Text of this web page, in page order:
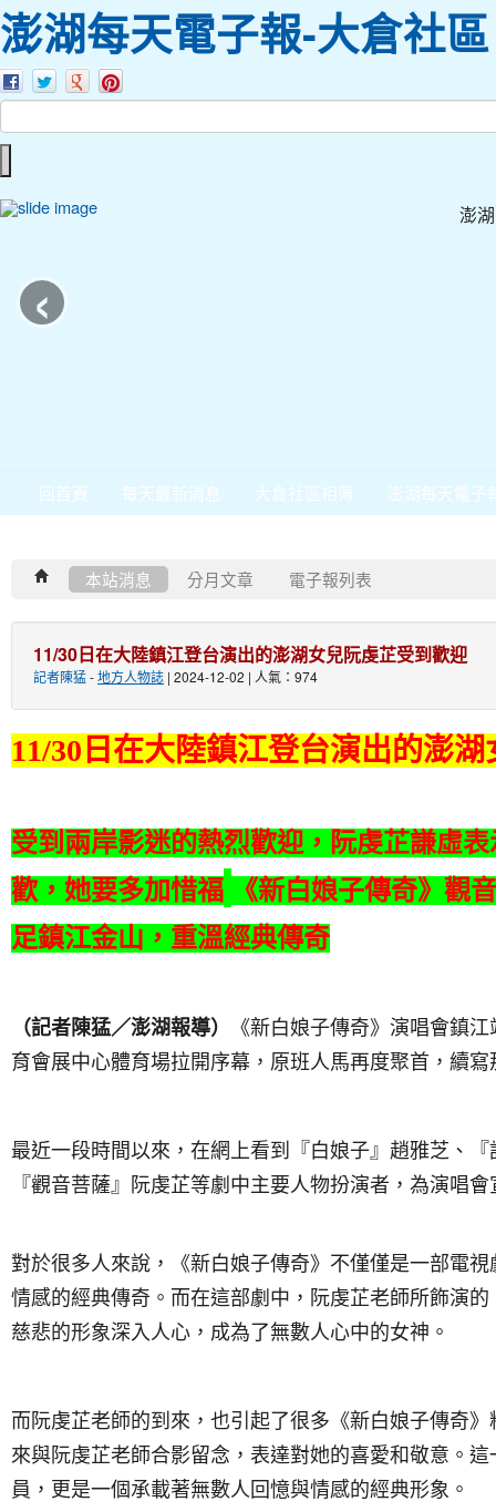
澎湖每天電子報-大倉社區
澎
‹
回首頁 每天最新消息 大倉社區相簿 澎湖每天電子
本站消息 分月文章 電子報列表
11/30日在大陸鎮江登台演出的澎湖女兒阮虔芷受到歡迎
記者陳猛-地方人物誌 | 2024-12-02 | 人氣：974
11/30 日在大陸鎮江登台演出的澎
受到兩岸影迷的熱烈歡迎，阮虔芷謙虛
歡，她要多加惜福
《新白娘子傳奇》觀
足鎮江金山，重溫經典傳奇
（記者陳猛／澎湖報導）
《新白娘子傳奇》演唱會鎮
育會展中心體育場拉開序幕，原班人馬再度聚首，續
最近一段時間以來，在網上看到『白娘子』趙雅芝、
『觀音菩薩』阮虔芷等劇中主要人物扮演者，為演唱
對於很多人來說，《新白娘子傳奇》不僅僅是一部電
情感的經典傳奇。而在這部劇中，阮虔芷老師所飾演
慈悲的形象深入人心，成為了無數人心中的女神。
而阮虔芷老師的到來，也引起了很多《新白娘子傳奇
來與阮虔芷老師合影留念，表達對她的喜愛和敬意。
員，更是一個承載著無數人回憶與情感的經典形象。